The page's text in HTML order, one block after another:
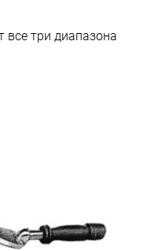
все три диапазона